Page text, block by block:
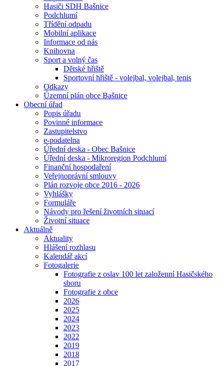
Hasiči SDH Bašnice
Podchlumí
Třídění odpadu
Mobilní aplikace
Informace od nás
Knihovna
Sport a volný čas
Dětské hřiště
Sportovní hřiště - volejbal, volejbal, tenis
Odkazy
Územní plán obce Bašnice
Obecní úřad
Popis úřadu
Povinné informace
Zastupitelstvo
e-podatelna
Úřední deska - Obec Bašnice
Úřední deska - Mikroregion Podchlumí
Finanční hospodaření
Veřejnoprávní smlouvy
Plán rozvoje obce 2016 - 2026
Vyhlášky
Formuláře
Návody pro řešení životních situací
Životní situace
Aktuálně
Aktuality
Hlášení rozhlasu
Kalendář akcí
Fotogalerie
Fotografie z oslav 100 let založenní Hasičského
sboru
Fotografie z obce
2026
2025
2024
2023
2022
2019
2018
2017